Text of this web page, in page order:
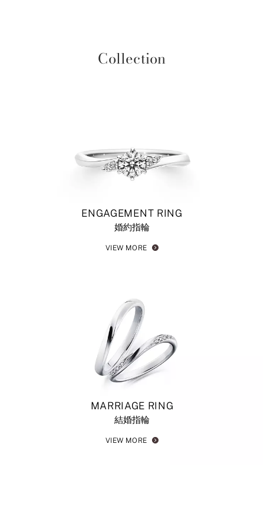
Collection
ENGAGEMENT RING
婚約指輪
VIEW MORE
MARRIAGE RING
結婚指輪
VIEW MORE